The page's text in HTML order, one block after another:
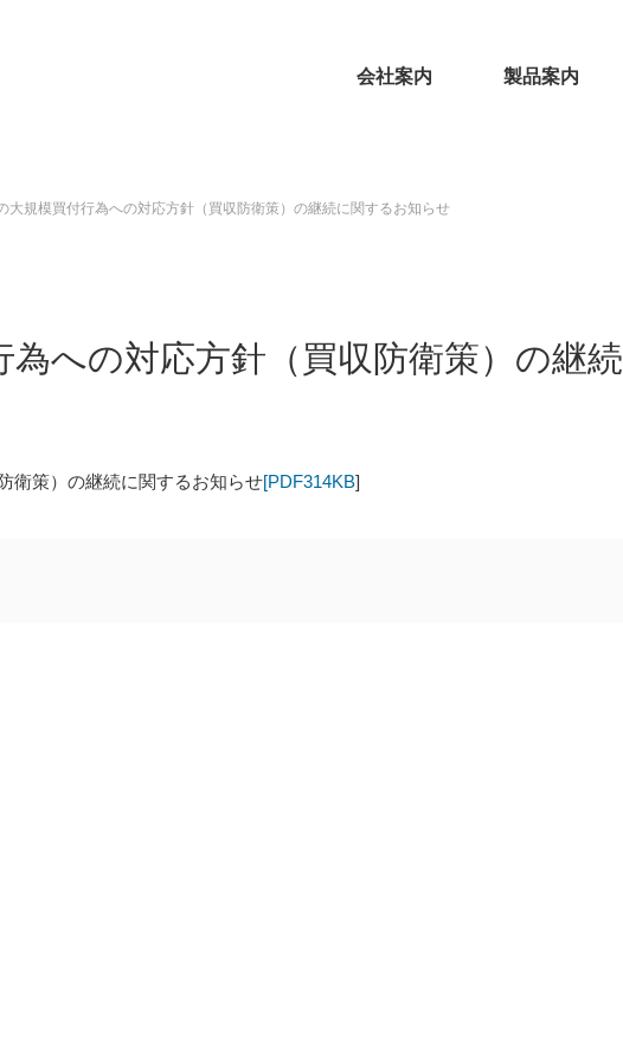
会社案内 製品案内
大規模買付行為への対応方針（買収防衛策）の継続に関するお知らせ
為への対応方針（買収防衛策）の継続
衛策）の継続に関するお知らせ[PDF314KB]